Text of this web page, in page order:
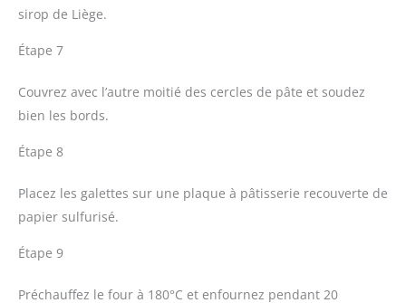
sirop de Liège.
Étape 7
Couvrez avec l’autre moitié des cercles de pâte et soudez
bien les bords.
Étape 8
Placez les galettes sur une plaque à pâtisserie recouverte de
papier sulfurisé.
Étape 9
Préchauffez le four à 180°C et enfournez pendant 20